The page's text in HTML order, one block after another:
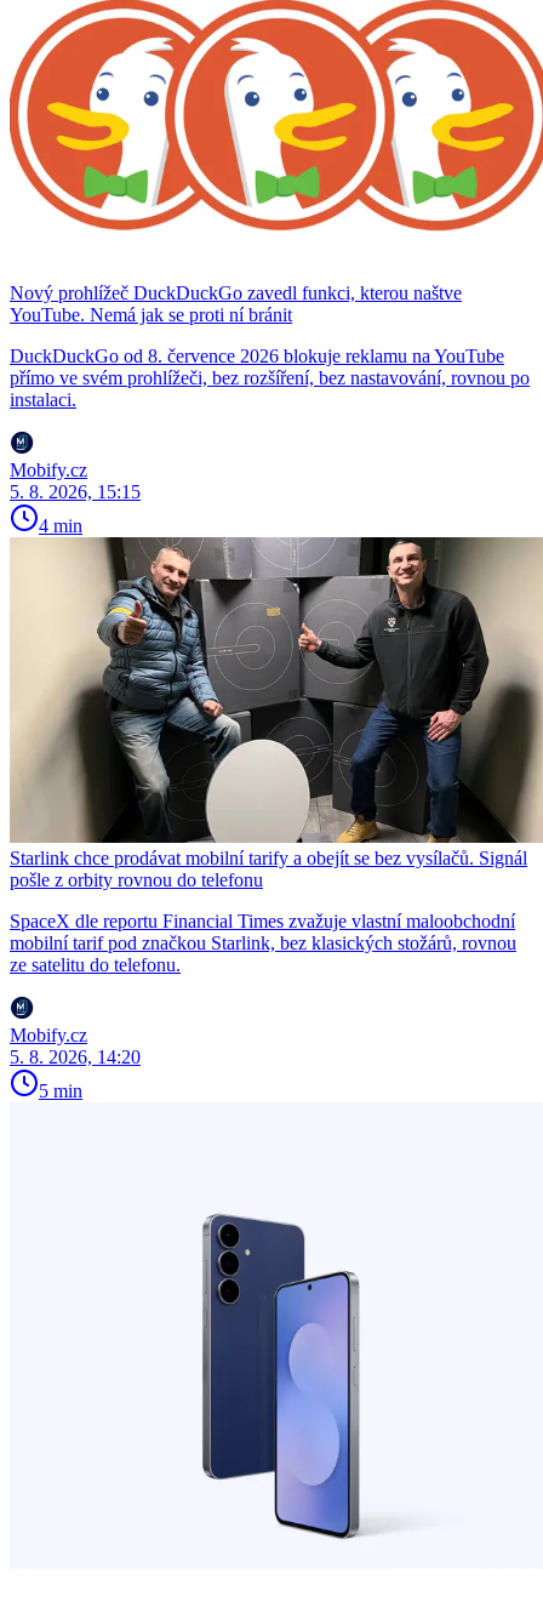
Nový prohlížeč DuckDuckGo zavedl funkci, kterou naštve
YouTube. Nemá jak se proti ní bránit
DuckDuckGo od 8. července 2026 blokuje reklamu na YouTube
přímo ve svém prohlížeči, bez rozšíření, bez nastavování, rovnou po
instalaci.
Mobify.cz
5. 8. 2026, 15:15
4 min
Starlink chce prodávat mobilní tarify a obejít se bez vysílačů. Signál
pošle z orbity rovnou do telefonu
SpaceX dle reportu Financial Times zvažuje vlastní maloobchodní
mobilní tarif pod značkou Starlink, bez klasických stožárů, rovnou
ze satelitu do telefonu.
Mobify.cz
5. 8. 2026, 14:20
5 min